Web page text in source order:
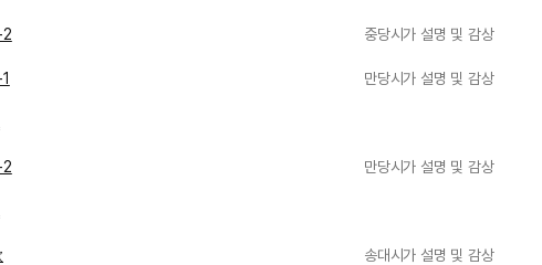
중당시가 설명 및 감상
만당시가 설명 및 감상
만당시가 설명 및 감상
송대시가 설명 및 감상